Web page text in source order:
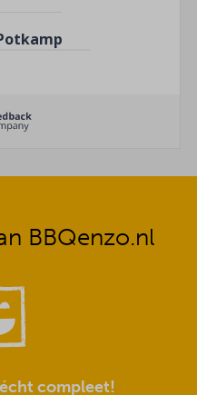
BBQenzo.nl
compleet!